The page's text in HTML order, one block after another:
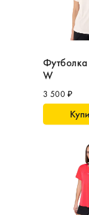
W
3 500 ₽